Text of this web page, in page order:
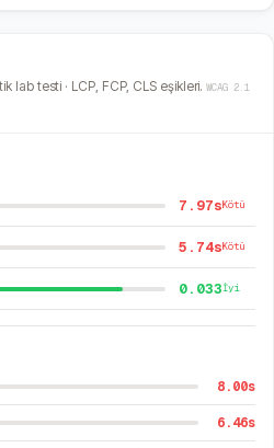
lab testi · LCP, FCP, CLS eşikleri. WCAG 2.1
7.97sKötü
5.74sKötü
0.033İyi
8.00s
6.46s